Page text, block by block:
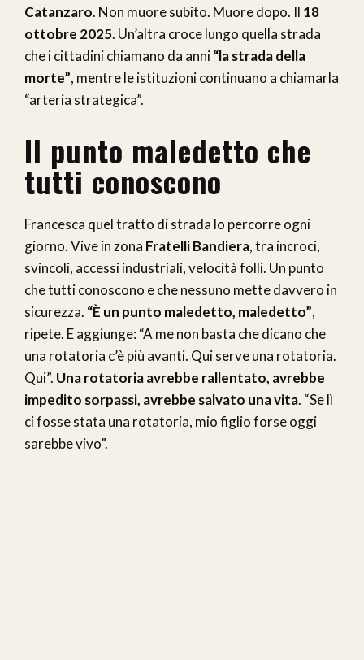
Catanzaro. Non muore subito. Muore dopo. Il 18
ottobre 2025. Un’altra croce lungo quella strada
che i cittadini chiamano da anni“la strada della
morte”, mentre le istituzioni continuano a chiamarla
“arteria strategica”.
Il punto maledetto che
tutti conoscono
Francesca quel tratto di strada lo percorre ogni
giorno. Vive in zona Fratelli Bandiera, tra incroci,
svincoli, accessi industriali, velocità folli. Un punto
che tutti conoscono e che nessuno mette davvero in
sicurezza. “È un punto maledetto, maledetto”,
ripete. E aggiunge: “A me non basta che dicano che
una rotatoria c’è più avanti. Qui serve una rotatoria.
Qui”. Una rotatoria avrebbe rallentato, avrebbe
impedito sorpassi, avrebbe salvato una vita. “Se lì
ci fosse stata una rotatoria, mio figlio forse oggi
sarebbe vivo”.